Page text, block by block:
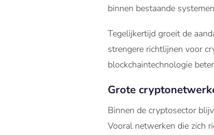
binnen bestaande
Tegelijkertijd groeit de
strengere richtlijnen voor
blockchaintechnologie
Grote
Binnen de cryptosector
Vooral netwerken die zich